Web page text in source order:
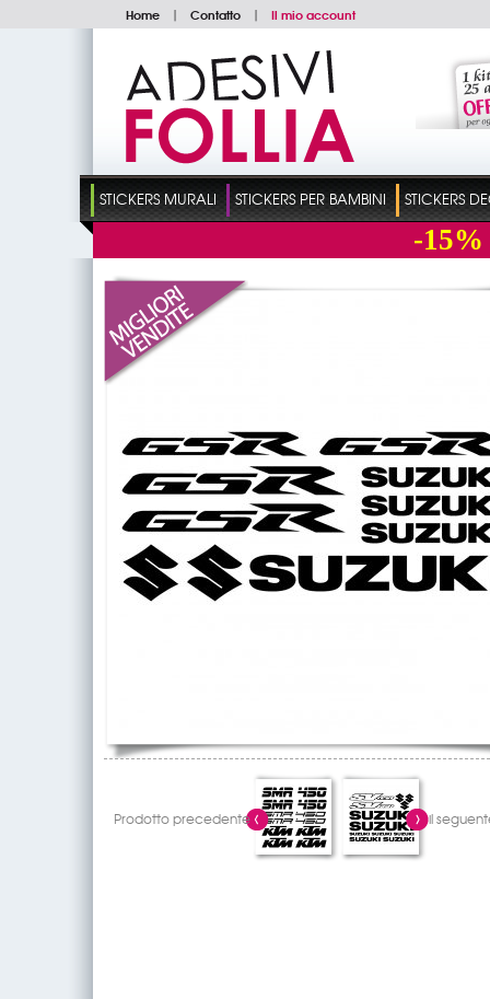
Home | Contatto | Il mio account
STICKERS MURALI STICKERS PER BAMBINI STICKERS
-15%
Prodotto precedente il